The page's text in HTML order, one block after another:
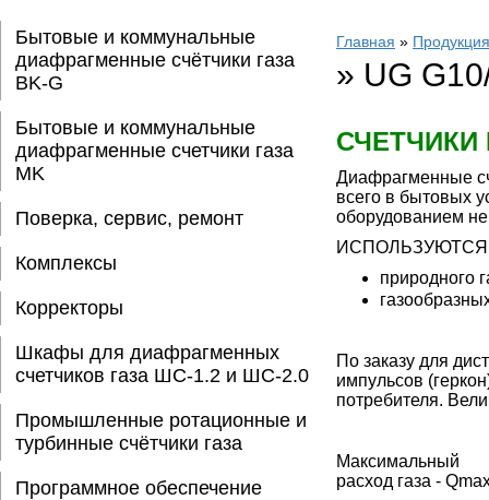
Бытовые и коммунальные
диафрагменные счётчики газа
BK-G
Бытовые и коммунальные
диафрагменные счетчики газа
MK
Поверка, сервис, ремонт
Комплексы
Корректоры
Шкафы для диафрагменных
счетчиков газа ШС-1.2 и ШС-2.0
Промышленные ротационные и
турбинные счётчики газа
Программное обеспечение
Главная » Продукция
» UG
СЧЕТЧИКИ
Диафрагменные
всего в бытовых
оборудованием
ИСПОЛЬЗУЮТСЯ
природного
По заказу для
импульсов
потребителя.
Максимальный
расход газа -